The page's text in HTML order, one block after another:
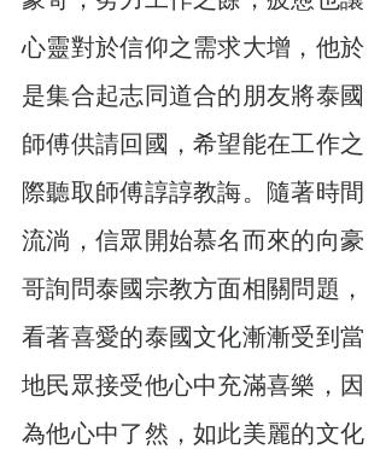
心靈對於信仰之需求大增，他於
是集合起志同道合的朋友將泰國
師傅供請回國，希望能在工作之
際聽取師傅諄諄教誨。隨著時間
流淌，信眾開始慕名而來的向豪
哥詢問泰國宗教方面相關問題，
看著喜愛的泰國文化漸漸受到當
地民眾接受他心中充滿喜樂，因
為他心中了然，如此美麗的文化